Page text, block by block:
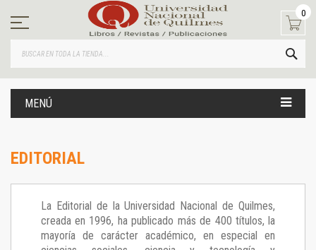
contenido
0
MENÚ
EDITORIAL
La Editorial de la Universidad Nacional de Quilmes,
creada en 1996, ha publicado más de 400 títulos, la
mayoría de carácter académico, en especial en